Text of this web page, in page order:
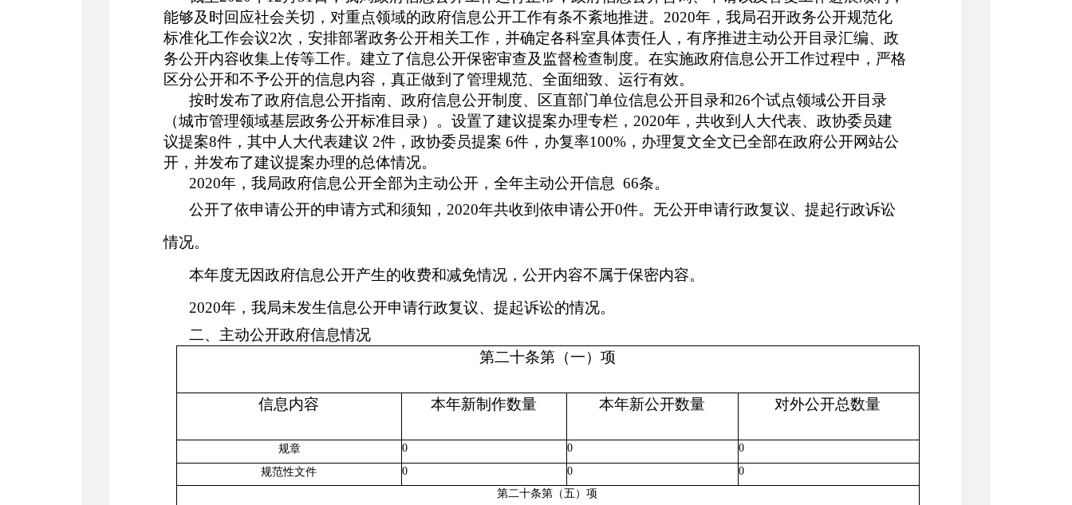
能够及时回应社会关切，对重点领域的政府信息公开工作有条不紊地推进。 2020年， 我局召开政务公开规范化
标准化工作会议2次，安排部署政务公开相关工作，并确定各科室具体责任人，有序推进主动公开目录汇编、政
务公开内容收集上传等工作。建立了信息公开保密审查及监督检查制度。在实施政府信息公开工作过程中，严格
区分公开和不予公开的信息内容，真正做到了管理规范、全面细致、运行有效。
按时发布了政府信息公开指南、政府信息公开制度、区直部门单位信息公开目录和26个试点领域公开目录
（城市管理领域基层政务公开标准目录） 。 设置了建议提案办理专栏， 2020年，共收到人大代表、政协委员建
议提案8件，其中人大代表建议 2件，政协委员提案 6件，办复率100%，办理复文全文已全部在政府公开网站公
开，并发布了建议提案办理的总体情况。
2020年，我局政府信息公开全部为主动公开，全年主动公开信息 66条。
公开了依申请公开的申请方式和须知， 2020年共收到依申请公开0件。 无公开申请行政复议、提起行政诉讼
情况。
本年度无因政府信息公开产生的收费和减免情况，公开内容不属于保密内容。
2020年，我局未发生信息公开申请行政复议、提起诉讼的情况。
二、主动公开政府信息情况
第二十条第（一）项
信息内容 本年新制作数量 本年新公开数量 对外公开总数量
规章 0 0
0
规范性文件
0 0
0
第二十条第（五）项